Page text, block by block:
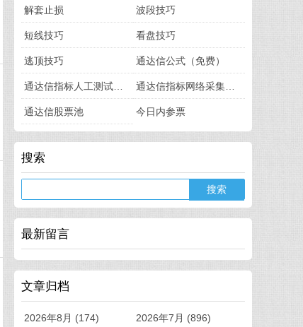
解套止损 波段技巧
短线技巧 看盘技巧
逃顶技巧 通达信公式（免费）
通达信股票池 今日内参票
搜索
最新留言
文章归档
2026年8月 (174) 2026年7月 (896)